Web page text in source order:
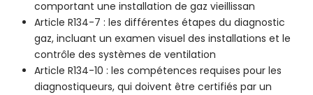
comportant une installation de gaz vieillissan
Article R134-7 : les différentes étapes du diagnostic
gaz, incluant un examen visuel des installations et le
contrôle des systèmes de ventilation
Article R134-10 : les compétences requises pour les
diagnostiqueurs, qui doivent être certifiés par un